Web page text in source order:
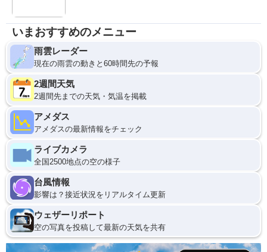
いまおすすめのメニュー
雨雲レーダー
現在の雨雲の動きと60時間先の予報
2週間天気
2週間先までの天気・気温を掲載
アメダス
アメダスの最新情報をチェック
ライブカメラ
全国2500地点の空の様子
台風情報
影響は？接近状況をリアルタイム更新
ウェザーリポート
空の写真を投稿して最新の天気を共有